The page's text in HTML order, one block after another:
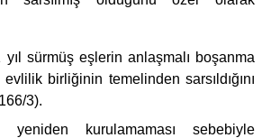
sürmüş eşlerin anlaşmalı boşanma
evlilik birliğinin temelinden sarsıldığını
3).
yeniden kurulamaması sebebiyle